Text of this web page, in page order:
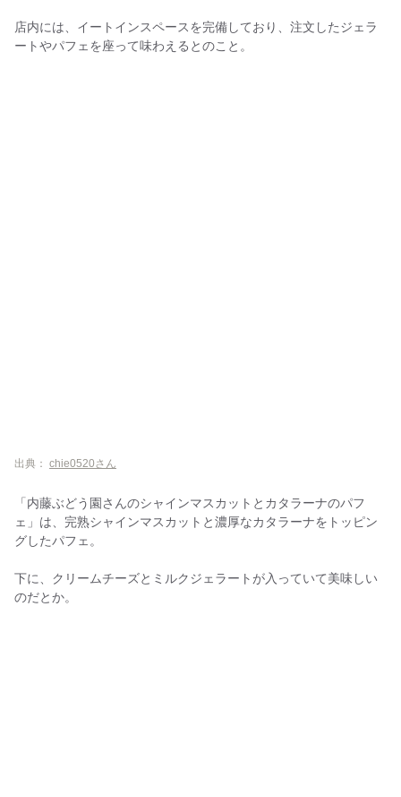
店内には、イートインスペースを完備しており、注文したジェラ
ートやパフェを座って味わえるとのこと。
出典： chie0520さん
「内藤ぶどう園さんのシャインマスカットとカタラーナのパフ
ェ」は、完熟シャインマスカットと濃厚なカタラーナをトッピン
グしたパフェ。
下に、クリームチーズとミルクジェラートが入っていて美味しい
のだとか。